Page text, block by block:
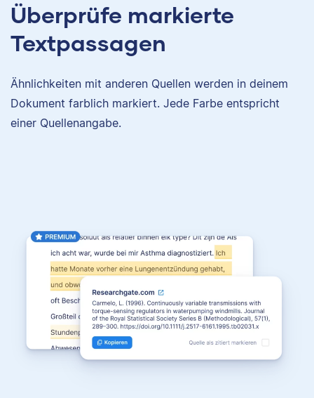
Überprüfe markierte
Textpassagen
Ähnlichkeiten mit anderen Quellen werden in deinem
Dokument farblich markiert. Jede Farbe entspricht
einer Quellenangabe.